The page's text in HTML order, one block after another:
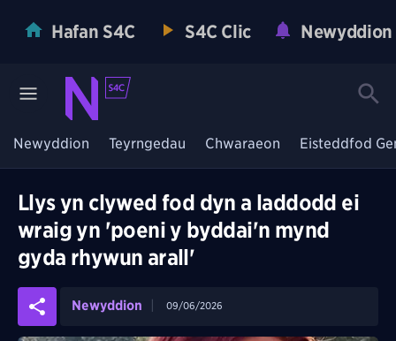
Hafan S4C S4C Clic Newyddion
Newyddion Teyrngedau Chwaraeon Eisteddfod
Llys yn clywed fod dyn a laddodd ei
wraig yn 'poeni y byddai'n mynd
gyda rhywun arall'
Newyddion 09/06/2026